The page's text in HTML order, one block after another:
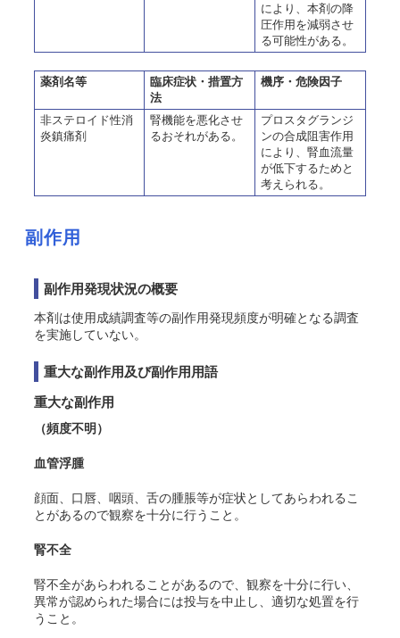
により、本剤の降
圧作用を減弱させ
る可能性がある。
薬剤名等
臨床症状・措置方
法
機序・危険因子
非ステロイド性消
炎鎮痛剤
腎機能を悪化させ
るおそれがある。
プロスタグランジ
ンの合成阻害作用
により、腎血流量
が低下するためと
考えられる。
副作用
副作用発現状況の概要
本剤は使用成績調査等の副作用発現頻度が明確となる調査
を実施していない。
重大な副作用及び副作用用語
重大な副作用
（頻度不明）
血管浮腫
顔面、口唇、咽頭、舌の腫脹等が症状としてあらわれるこ
とがあるので観察を十分に行うこと。
腎不全
腎不全があらわれることがあるので、観察を十分に行い、
異常が認められた場合には投与を中止し、適切な処置を行
うこと。